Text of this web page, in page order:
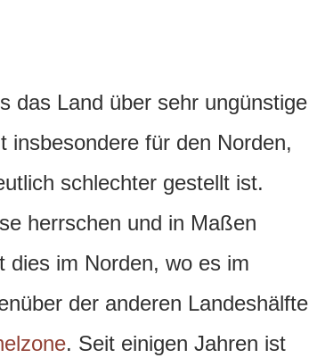
das Land über sehr ungünstige
insbesondere für den Norden,
schlechter gestellt ist.
herrschen und in Maßen
dies im Norden, wo es im
der anderen Landeshälfte
. Seit einigen Jahren ist